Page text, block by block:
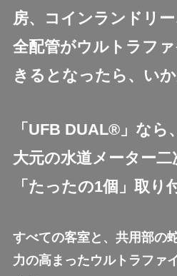
房、コインランドリ
全配管がウルトラフ
きるとなったら、い
「UFB DUAL®」なら
大元の水道メーター
「たったの1個」取り
すべての客室と、共用部の
力の高まったウルトラファ